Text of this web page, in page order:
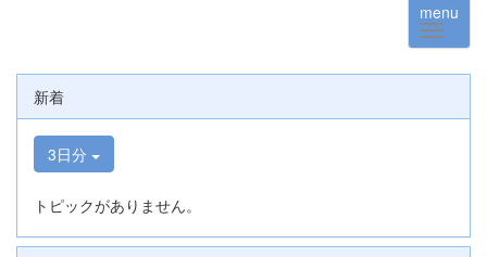
menu
新着
3日分
トピックがありません。